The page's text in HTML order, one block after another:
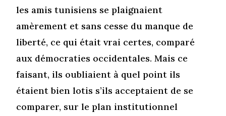
les amis tunisiens se plaignaient
amèrement et sans cesse du manque de
liberté, ce qui était vrai certes, comparé
aux démocraties occidentales. Mais ce
faisant, ils oubliaient à quel point ils
étaient bien lotis s’ils acceptaient de se
comparer, sur le plan institutionnel